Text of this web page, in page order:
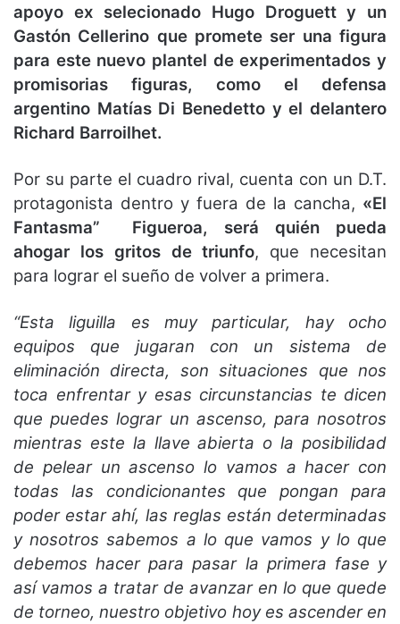
apoyo ex selecionado Hugo Droguett y un
Gastón Cellerino que promete ser una figura
para este nuevo plantel de experimentados y
promisorias figuras, como el defensa
argentino Matías Di Benedetto y el delantero
Richard Barroilhet.
Por su parte el cuadro rival, cuenta con un D.T.
protagonista dentro y fuera de la cancha, «El
Fantasma” Figueroa, será quién pueda
ahogar los gritos de triunfo, que necesitan
para lograr el sueño de volver a primera.
“Esta liguilla es muy particular, hay ocho
equipos que jugaran con un sistema de
eliminación directa, son situaciones que nos
toca enfrentar y esas circunstancias te dicen
que puedes lograr un ascenso, para nosotros
mientras este la llave abierta o la posibilidad
de pelear un ascenso lo vamos a hacer con
todas las condicionantes que pongan para
poder estar ahí, las reglas están determinadas
y nosotros sabemos a lo que vamos y lo que
debemos hacer para pasar la primera fase y
así vamos a tratar de avanzar en lo que quede
de torneo, nuestro objetivo hoy es ascender en